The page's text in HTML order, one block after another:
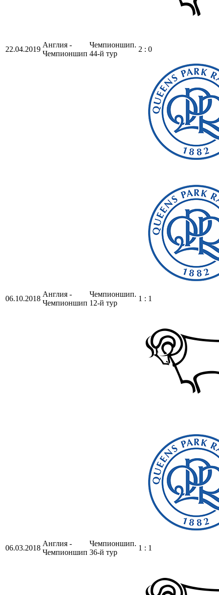
22.04.2019
Англия -
Чемпионшип
Чемпионшип.
44-й тур
2 : 0
06.10.2018
Англия -
Чемпионшип
Чемпионшип.
12-й тур
1 : 1
06.03.2018
Англия -
Чемпионшип
Чемпионшип.
36-й тур
1 : 1